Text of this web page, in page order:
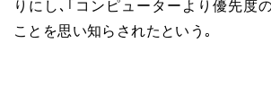
りにし､｢コンピューターより優先度
ことを思い知らされたという｡